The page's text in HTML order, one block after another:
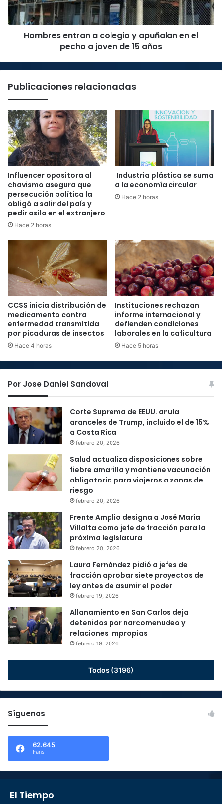
en
el
pecho
Hombres entran a colegio y apuñalan en el
pecho a joven de 15 años
Publicaciones relacionadas
Influencer opositora al
chavismo asegura que
persecución política la
obligó a salir del país y
pedir asilo en el extranjero
Hace 2 horas
Industria plástica se suma
a la economía circular
Hace 2 horas
CCSS inicia distribución de
medicamento contra
enfermedad transmitida
por picaduras de insectos
Hace 4 horas
Instituciones rechazan
informe internacional y
defienden condiciones
laborales en la caficultura
Hace 5 horas
Por Jose Daniel Sandoval
Corte Suprema de EEUU. anula
aranceles de Trump, incluido el de 15%
a Costa Rica
febrero 20, 2026
Salud actualiza disposiciones sobre
fiebre amarilla y mantiene vacunación
obligatoria para viajeros a zonas de
riesgo
febrero 20, 2026
Frente Amplio designa a José María
Villalta como jefe de fracción para la
próxima legislatura
febrero 20, 2026
Laura Fernández pidió a jefes de
fracción aprobar siete proyectos de
ley antes de asumir el poder
febrero 19, 2026
Allanamiento en San Carlos deja
detenidos por narcomenudeo y
relaciones impropias
febrero 19, 2026
Todos (3196)
Síguenos
62.645
Fans
El Tiempo